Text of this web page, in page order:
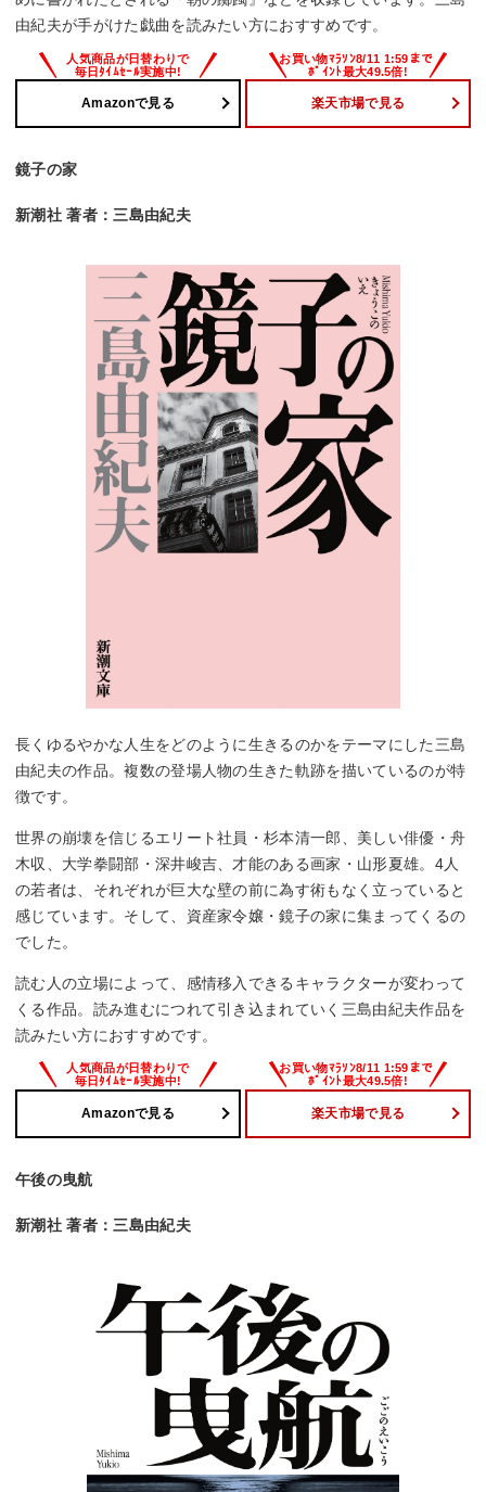
由紀夫が手がけた戯曲を読みたい方におすすめです。
Amazonで見る 楽天市場で見る
鏡子の家
新潮社 著者：三島由紀夫
長くゆるやかな人生をどのように生きるのかをテーマにした三島
由紀夫の作品。複数の登場人物の生きた軌跡を描いているのが特
徴です。
世界の崩壊を信じるエリート社員・杉本清一郎、美しい俳優・舟
木収、大学拳闘部・深井峻吉、才能のある画家・山形夏雄。4人
の若者は、それぞれが巨大な壁の前に為す術もなく立っていると
感じています。そして、資産家令嬢・鏡子の家に集まってくるの
でした。
読む人の立場によって、感情移入できるキャラクターが変わって
くる作品。読み進むにつれて引き込まれていく三島由紀夫作品を
読みたい方におすすめです。
Amazonで見る 楽天市場で見る
午後の曳航
新潮社 著者：三島由紀夫